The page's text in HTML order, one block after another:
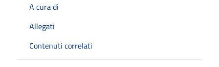
A cura di
Allegati
Contenuti correlati